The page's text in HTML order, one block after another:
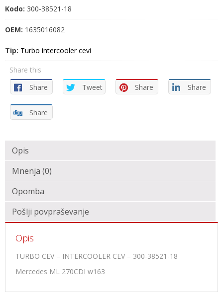
CEV
–
300-
38521-
18
quantity
Kodo: 300-38521-18
OEM: 1635016082
Tip: Turbo intercooler cevi
Share this
Share
Tweet Share Share
Share
Opis
Mnenja (0)
Opomba
Pošlji povpraševanje
Opis
TURBO CEV – INTERCOOLER CEV – 300-38521-18
Mercedes ML 270CDI w163